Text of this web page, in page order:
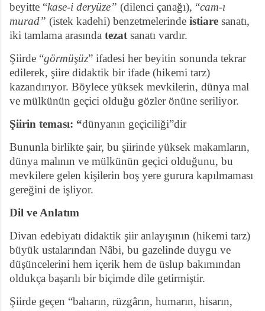
beyitte “kase-i deryüze” (dilenci çanağı), “cam-ı
murad” (istek kadehi) benzetmelerinde istiare sanatı,
iki tamlama arasında tezatsanatı vardır.
Şiirde “görmüşüz” ifadesi her beyitin sonunda tekrar
edilerek, şiire didaktik bir ifade (hikemi tarz)
kazandırıyor. Böylece yüksek mevkilerin, dünya mal
ve mülkünün geçici olduğu gözler önüne seriliyor.
Şiirin teması: “dünyanın geçiciliği”dir
Bununla birlikte şair, bu şiirinde yüksek makamların,
dünya malının ve mülkünün geçici olduğunu, bu
mevkilere gelen kişilerin boş yere gurura kapılmaması
gereğini de işliyor.
Dil ve Anlatım
Divan edebiyatı didaktik şiir anlayışının (hikemi tarz)
büyük ustalarından Nâbi, bu gazelinde duygu ve
düşüncelerini hem içerik hem de üslup bakımından
oldukça başarılı bir biçimde dile getirmiştir.
Şiirde geçen “baharın, rüzgârın, humarın, hisarın,